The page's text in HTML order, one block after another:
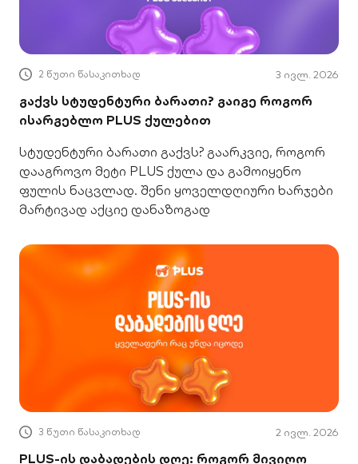
2 წუთი წასაკითხად 3 ივლ. 2026
გაქვს სტუდენტური ბარათი? გაიგე როგორ
ისარგებლო PLUS ქულებით
სტუდენტური ბარათი გაქვს? გაარკვიე, როგორ
დააგროვო მეტი PLUS ქულა და გამოიყენო
ფულის ნაცვლად. შენი ყოველდღიური ხარჯები
მარტივად აქციე დანაზოგად
3 წუთი წასაკითხად 2 ივლ. 2026
PLUS-ის დაბადების დღე: როგორ მივიღო